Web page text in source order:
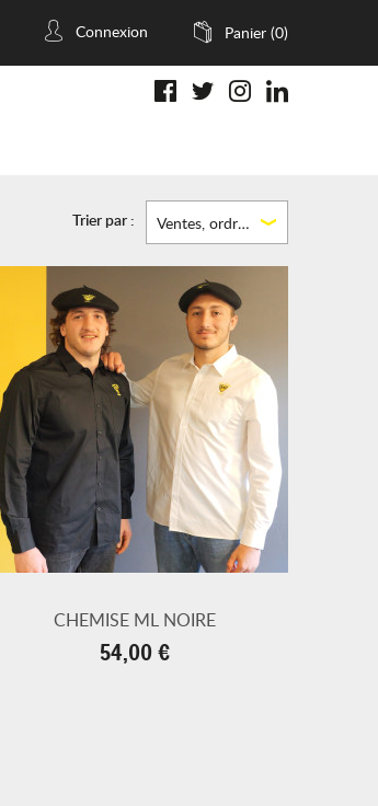
Connexion Panier (0)
Trier par : Ventes, ordre décroissant
CHEMISE ML NOIRE
Prix
54,00 €